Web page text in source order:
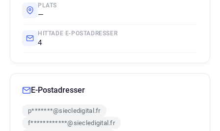
PLATS
—
HITTADE E-POSTADRESSER
4
E-Postadresser
p*******@siecledigital.fr
f************@siecledigital.fr